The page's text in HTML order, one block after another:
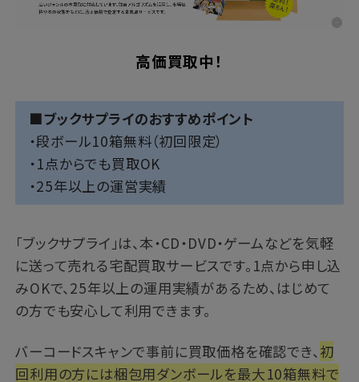
高価買取中！
■ブックサプライのおすすめポイント
・段ボール10箱無料（初回限定）
・1点からでも買取OK
・25年以上の運営実績
「ブックサプライ 」は、本・CD・DVD・ゲームなどを気軽
に送って売れる宅配買取サービスです。1点から申し込
みOKで、25年以上の運用実績があるため、はじめて
の方でも安心して利用できます。
バーコードスキャンで事前に買取価格を確認でき、初
回利用の方には梱包用ダンボールを最大10箱無料で